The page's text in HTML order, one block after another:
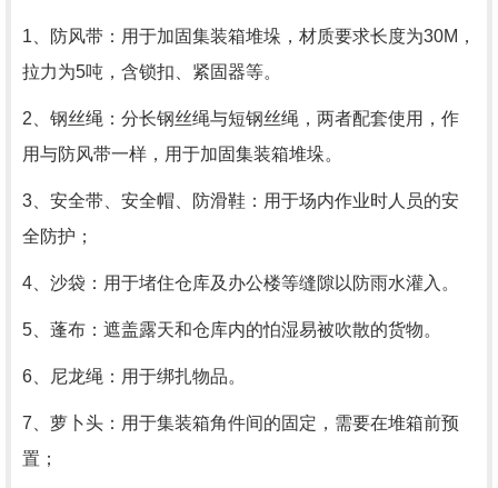
1、防风带：用于加固集装箱堆垛，材质要求长度为30M，
拉力为5吨，含锁扣、紧固器等。
2、钢丝绳：分长钢丝绳与短钢丝绳，两者配套使用，作
用与防风带一样，用于加固集装箱堆垛。
3、安全带、安全帽、防滑鞋：用于场内作业时人员的安
全防护；
4、沙袋：用于堵住仓库及办公楼等缝隙以防雨水灌入。
5、蓬布：遮盖露天和仓库内的怕湿易被吹散的货物。
6、尼龙绳：用于绑扎物品。
7、萝卜头：用于集装箱角件间的固定，需要在堆箱前预
置；